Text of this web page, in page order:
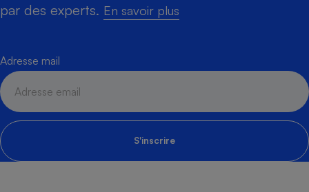
par des experts. En savoir plus
Adresse mail
S'inscrire